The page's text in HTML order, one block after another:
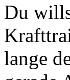
Du
lange